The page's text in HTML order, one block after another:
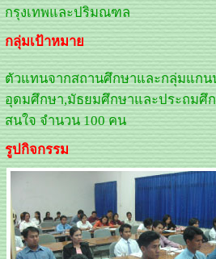
กรุงเทพและปริมณฑล
กลุ่มเป้าหมาย
ตัวแทนจากสถานศึกษาและกลุ่มแก
อุดมศึกษา,มัธยมศึกษาและประถมศึ
สนใจ จำนวน 100 คน
รูปกิจกรรม